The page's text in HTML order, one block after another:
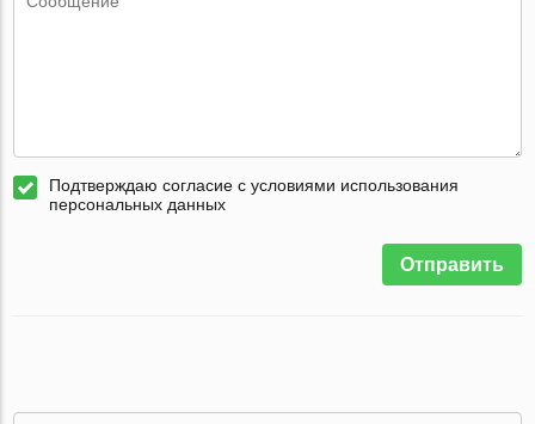
Подтверждаю согласие с условиями использования
персональных данных
Отправить